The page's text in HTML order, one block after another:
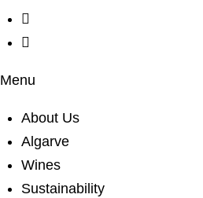
Menu
About Us
Algarve
Wines
Sustainability